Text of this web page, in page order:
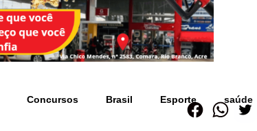
Concursos Brasil Esporte saúde